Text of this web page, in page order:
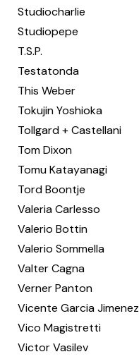
Studiocharlie
Studiopepe
T.S.P.
Testatonda
This Weber
Tokujin Yoshioka
Tollgard + Castellani
Tom Dixon
Tomu Katayanagi
Tord Boontje
Valeria Carlesso
Valerio Bottin
Valerio Sommella
Valter Cagna
Verner Panton
Vicente Garcia Jimenez
Vico Magistretti
Victor Vasilev